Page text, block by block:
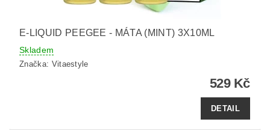
E-LIQUID PEEGEE - MÁTA (MINT) 3X10ML
Skladem
Značka: Vitaestyle
529 Kč
DETAIL